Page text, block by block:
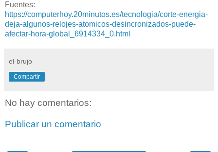
Fuentes:
https://computerhoy.20minutos.es/tecnologia/corte-energia-
deja-algunos-relojes-atomicos-desincronizados-puede-
afectar-hora-global_6914334_0.html
el-brujo
Compartir
No hay comentarios:
Publicar un comentario